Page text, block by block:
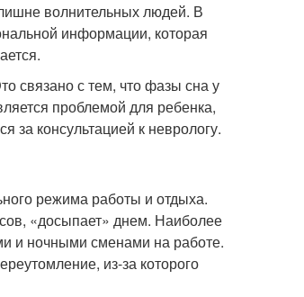
волнительных людей. В
информации, которая
связано с тем, что фазы сна у
проблемой для ребенка,
за консультацией к неврологу.
режима работы и отдыха.
«досыпает» днем. Наиболее
и ночными сменами на работе.
из-за которого